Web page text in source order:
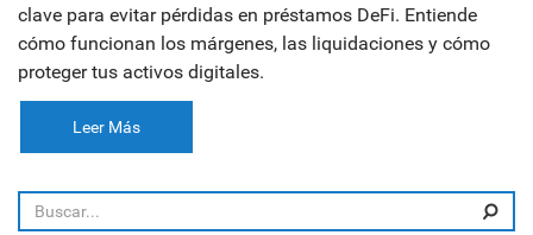
clave para evitar pérdidas en préstamos DeFi. Entiende
cómo funcionan los márgenes, las liquidaciones y cómo
proteger tus activos digitales.
Leer Más